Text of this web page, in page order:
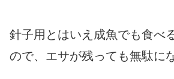
針子用とはいえ成魚でも食べ
ので、エサが残っても無駄に